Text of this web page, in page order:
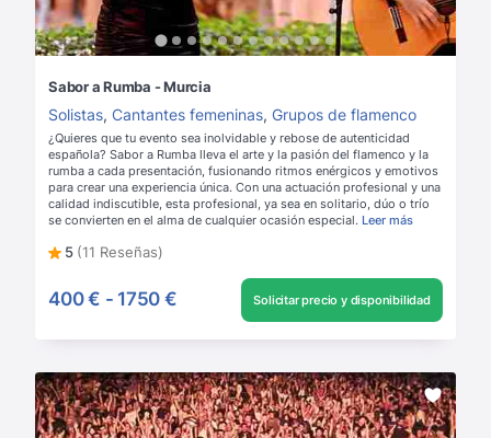
Sabor a Rumba - Murcia
Solistas, Cantantes femeninas, Grupos de flamenco
¿Quieres que tu evento sea inolvidable y rebose de autenticidad
española? Sabor a Rumba lleva el arte y la pasión del flamenco y la
rumba a cada presentación, fusionando ritmos enérgicos y emotivos
para crear una experiencia única. Con una actuación profesional y una
calidad indiscutible, esta profesional, ya sea en solitario, dúo o trío
se convierten en el alma de cualquier ocasión especial. Leer más
5 (11 Reseñas)
400 € - 1750 € Solicitar precio y disponibilidad